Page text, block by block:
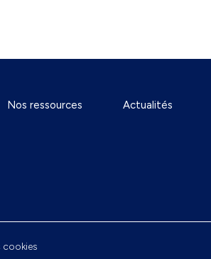
Nos ressources Actualités
cookies